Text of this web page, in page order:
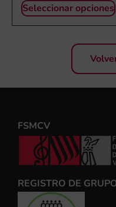
Seleccionar opciones
FSMCV
REGISTRO DE